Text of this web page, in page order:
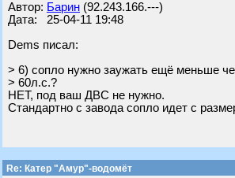
Автор: Барин (92.243.166.---)
Дата: 25-04-11 19:48
Dems писал:
> 6) сопло нужно заужать ещё меньше
> 60л.с.?
НЕТ, под ваш ДВС не нужно.
Стандартно с завода сопло идет с
Re: Катер "Амур"-водомёт